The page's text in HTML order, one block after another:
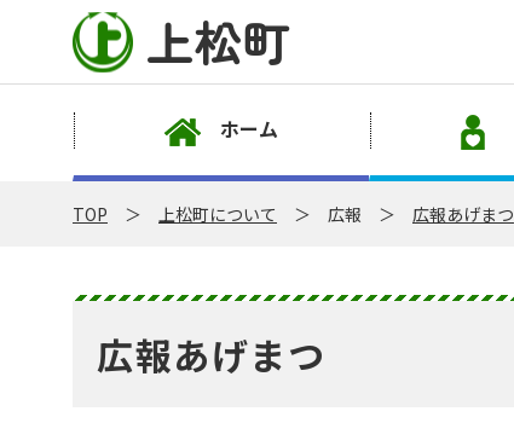
上松町
ホーム
TOP 上松町について 広報 広報あげまつ
広報あげまつ